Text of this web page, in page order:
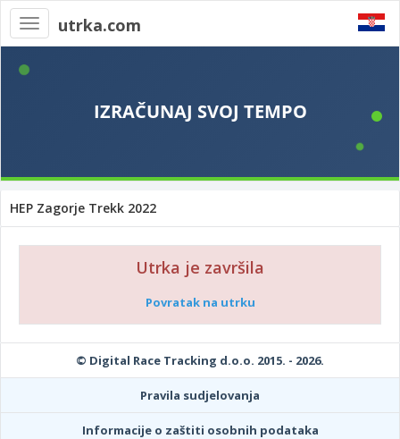
Toggle
navigation
utrka.com
HEP Zagorje Trekk 2022
Utrka je završila
Povratak na utrku
© Digital Race Tracking d.o.o. 2015. - 2026.
Pravila sudjelovanja
Informacije o zaštiti osobnih podataka